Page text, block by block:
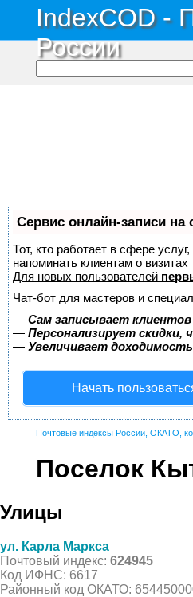
IndexCOD -
России
Сервис онлайн-записи на
Тот, кто работает в сфере
напоминать клиентам о
Для новых пользователей
Чат-бот для мастеров и
— Сам записывает
— Персонализирует скидки,
— Увеличивает
Начать
Почтовые индексы России, ОКАТО,
Поселок
Улицы
ул. Карла Маркса
Почтовый индекс: 624945
Код ИФНС: 6617
Районный код ОКАТО: